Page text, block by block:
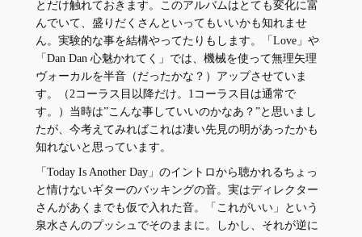
とだけ触れておきます。このアルバムはとても変化に富
んでいて、盛りだくさんといってもいいかも知れませ
ん。実験的な事を結構やってたりもします。「Love」や
「Dan Dan 心魅かれてく」では、機械を使って無理矢理
ヴォーカルを半音（だったかな？）アップさせていま
す。（2コーラス目以降だけ。1コーラス目は通常で
す。）当時は”こんな事していいのかなあ？”と思いまし
たが、今考えてみればこれは凄い先見の明があったかも
知れないと思っています。
「Today Is Another Day」のイントロから聴かれるちょっ
と情けないギターのバッキングの音。実はディレクター
さんがあくまでも仮で入れた音。「これがいい」という
泉水さんのプッシュでそのままに。しかし、それが逆に